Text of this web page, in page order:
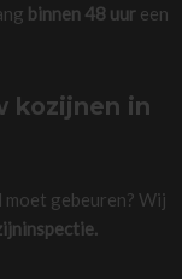
binnen 48 uureen
kozijnen in
gebeuren? Wij